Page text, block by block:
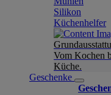
Silikon
Küchenhelfer
Vom Kochen
Küche.
Geschenke